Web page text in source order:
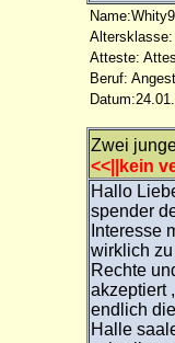
Altersklasse:
Atteste:
Beruf:
Zwei
<<||kein
Hallo
spender
Interesse
wirklich
Rechte
akzeptiert
endlich
Halle